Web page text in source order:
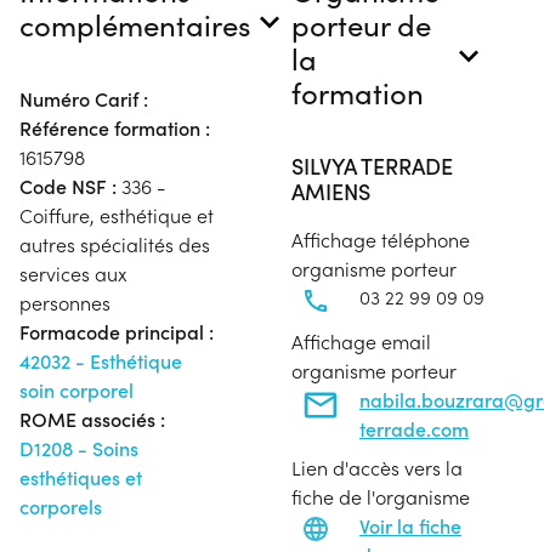
complémentaires
Numéro Carif :
Référence formation :
1615798
Code NSF : 336 -
Coiffure, esthétique et
autres spécialités des
services aux
personnes
Formacode principal :
42032 - Esthétique
soin corporel
ROME associés :
D1208 - Soins
esthétiques et
corporels
porteur de
la
formation
SILVYA TERRADE
AMIENS
Affichage téléphone
organisme porteur
03 22 99 09 09
Affichage email
organisme porteur
terrade.com
Lien d'accès vers la
fiche de l'organisme
Voir la fiche